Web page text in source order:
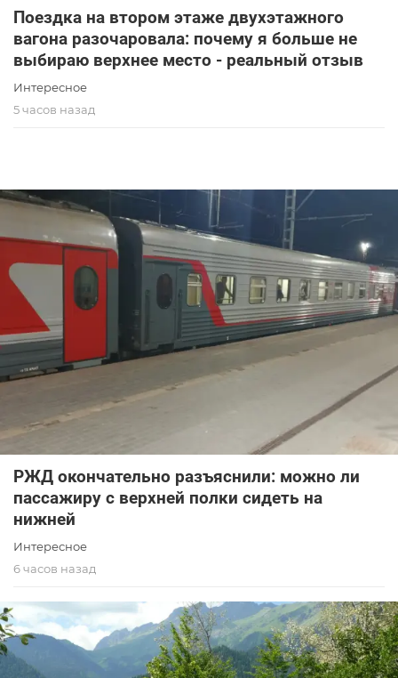
Поездка на втором этаже двухэтажного
вагона разочаровала: почему я больше не
выбираю верхнее место - реальный отзыв
Интересное
5 часов назад
РЖД окончательно разъяснили: можно ли
пассажиру с верхней полки сидеть на
нижней
Интересное
6 часов назад